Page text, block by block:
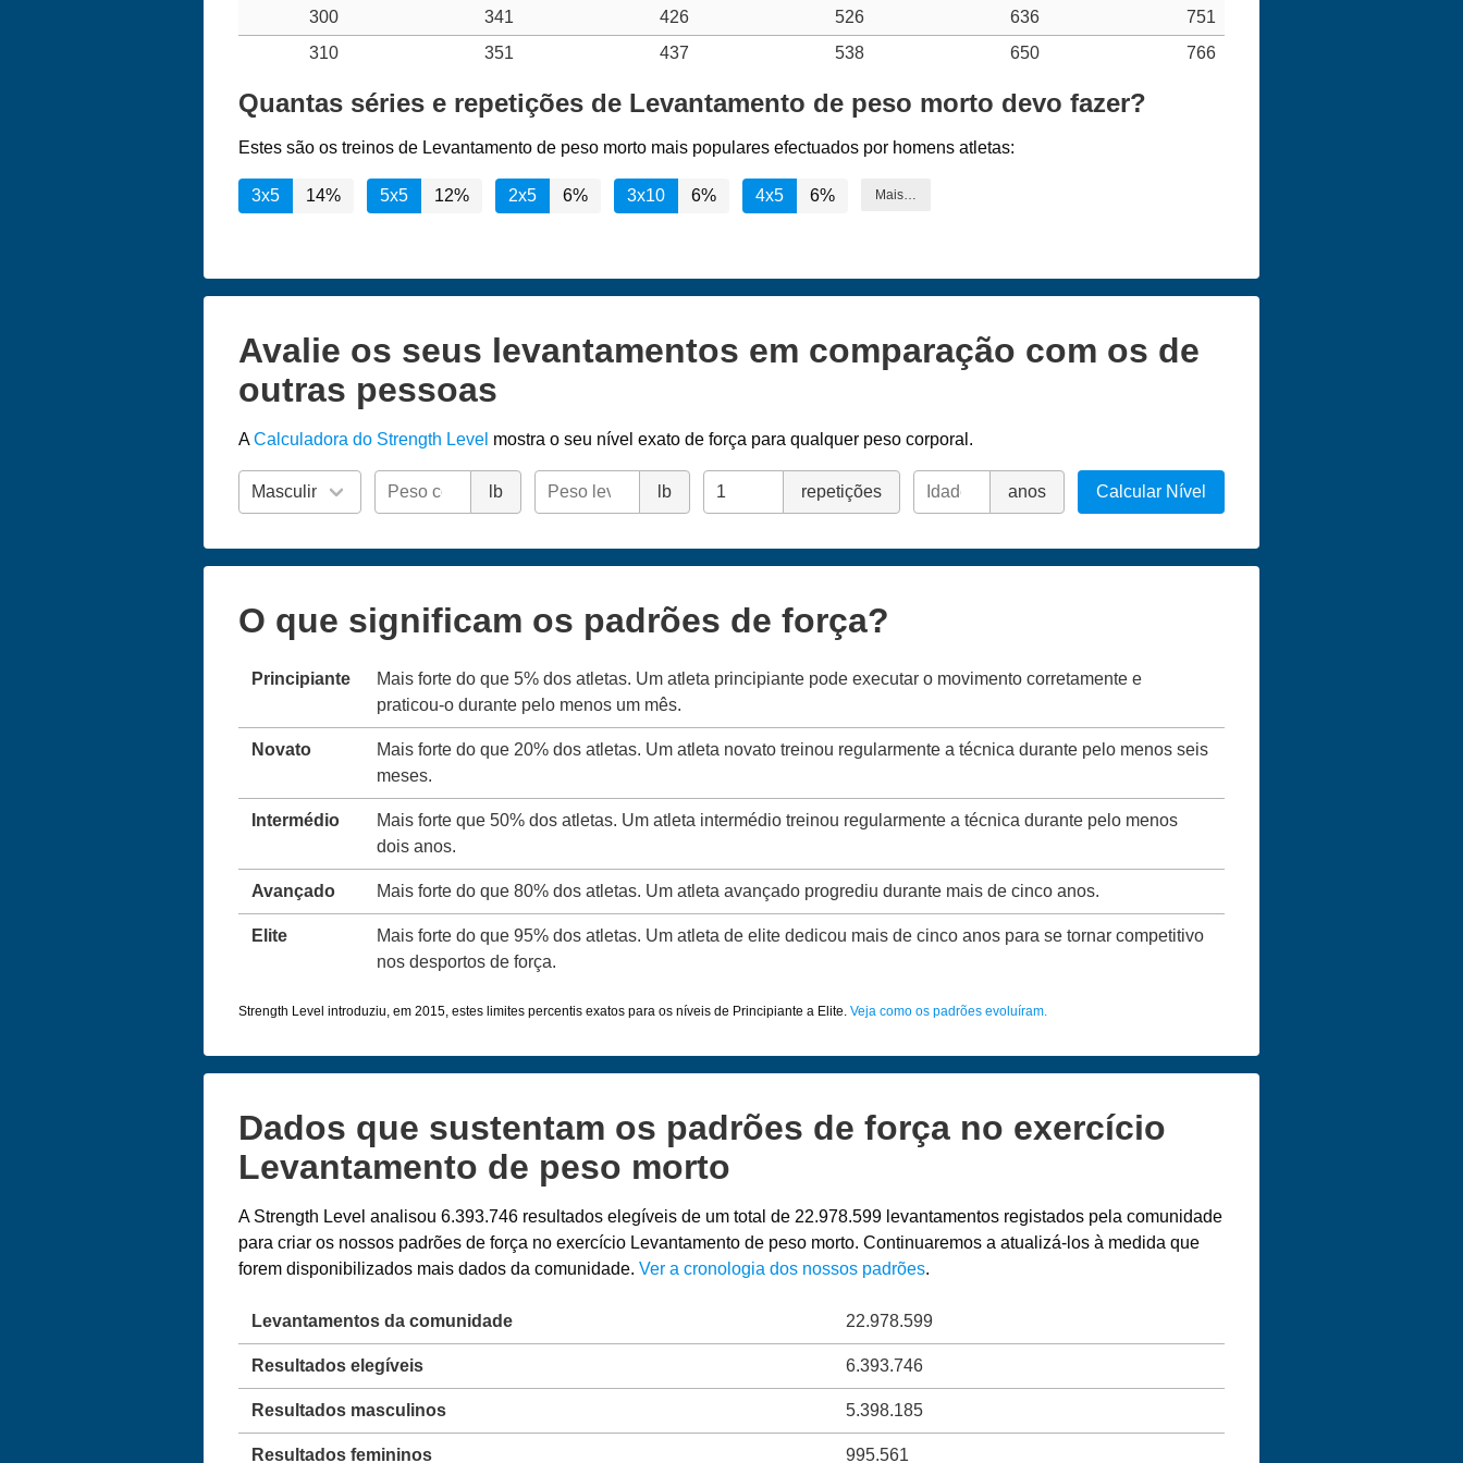
300 341 426 526 636
751
310
351 437 538 650 766
Quantas séries e repetições de Levantamento de peso morto devo fazer?
Estes são os treinos de Levantamento de peso morto mais populares efectuados por homens atletas:
3x5 14% 5x5 12% 2x5 6% 3x10 6% 4x5 6% Mais…
Avalie os seus levantamentos em comparação com os de
outras pessoas
ACalculadora do Strength Level mostra o seu nível exato de força para qualquer peso corporal.
lb lb repetições anos Calcular Nível
O que significam os padrões de força?
Principiante
Mais forte do que 5% dos atletas. Um atleta principiante pode executar o movimento corretamente e
praticou-o durante pelo menos um mês.
Novato
Mais forte do que 20% dos atletas. Um atleta novato treinou regularmente a técnica durante pelo menos seis
meses.
Intermédio
Mais forte que 50% dos atletas. Um atleta intermédio treinou regularmente a técnica durante pelo menos
dois anos.
Avançado Mais forte do que 80% dos atletas. Um atleta avançado progrediu durante mais de cinco anos.
Elite
Mais forte do que 95% dos atletas. Um atleta de elite dedicou mais de cinco anos para se tornar competitivo
nos desportos de força.
Strength Level introduziu, em 2015, estes limites percentis exatos para os níveis de Principiante a Elite. Veja como os padrões evoluíram.
Dados que sustentam os padrões de força no exercício
Levantamento de peso morto
A Strength Level analisou 6.393.746 resultados elegíveis de um total de 22.978.599 levantamentos registados pela comunidade
para criar os nossos padrões de força no exercício Levantamento de peso morto. Continuaremos a atualizá-los à medida que
forem disponibilizados mais dados da comunidade. Ver a cronologia dos nossos padrões.
Levantamentos da comunidade 22.978.599
Resultados elegíveis 6.393.746
Resultados masculinos 5.398.185
Resultados femininos 995.561